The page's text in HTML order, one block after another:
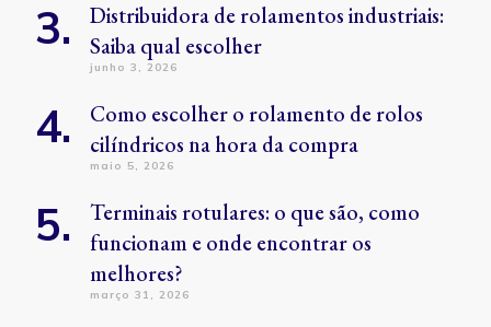
Distribuidora de rolamentos industriais:
Saiba qual escolher
junho 3, 2026
Como escolher o rolamento de rolos
cilíndricos na hora da compra
maio 5, 2026
Terminais rotulares: o que são, como
funcionam e onde encontrar os
melhores?
março 31, 2026